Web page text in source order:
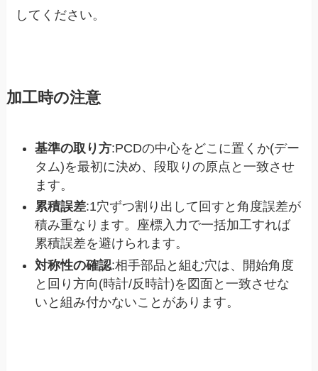
してください。
加工時の注意
基準の取り方:PCDの中心をどこに置くか(デー
タム)を最初に決め、段取りの原点と一致させ
ます。
累積誤差:1穴ずつ割り出して回すと角度誤差が
積み重なります。座標入力で一括加工すれば
累積誤差を避けられます。
対称性の確認:相手部品と組む穴は、開始角度
と回り方向(時計/反時計)を図面と一致させな
いと組み付かないことがあります。